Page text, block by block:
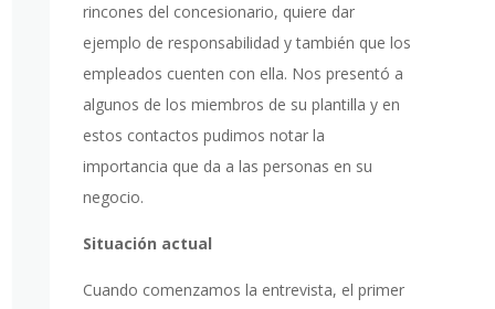
rincones del concesionario, quiere dar
ejemplo de responsabilidad y también que los
empleados cuenten con ella. Nos presentó a
algunos de los miembros de su plantilla y en
estos contactos pudimos notar la
importancia que da a las personas en su
negocio.
Situación actual
Cuando comenzamos la entrevista, el primer